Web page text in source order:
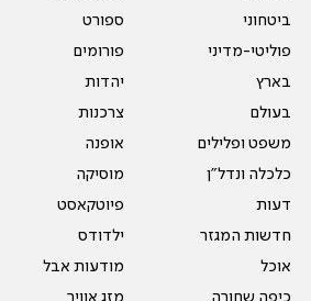
ביטחוני
פוליטי-מדיני
בארץ
בעולם
משפט ופלילים
כלכלה ונדל"ן
דעות
חדשות המגזר
אוכל
כיפה שחורה
ספורט
פורומים
יהדות
צרכנות
אופנה
מוסיקה
פיוטקאסט
ילדודס
מודעות אבל
מזג אוויר